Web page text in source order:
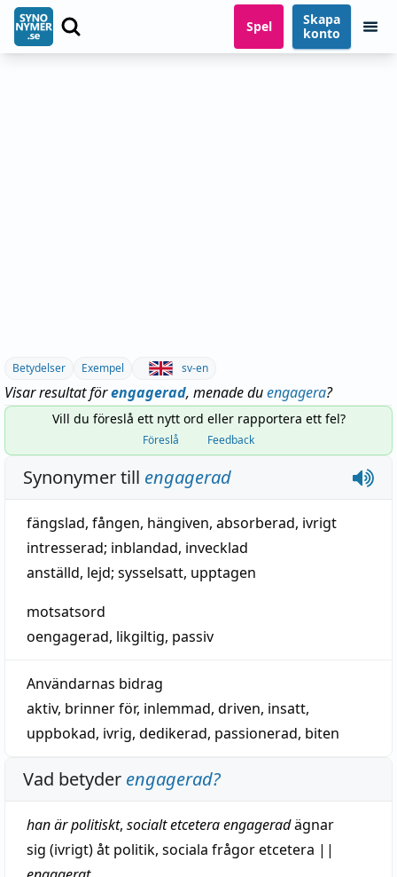
Spel
Skapa
konto
Betydelser Exempel sv-en
Visar resultat förengagerad, menade duengagera?
Vill du föreslå ett nytt ord eller rapportera ett fel?
Föreslå Feedback
Synonymer till engagerad
fängslad, fången, hängiven, absorberad, ivrigt
intresserad; inblandad, invecklad
anställd, lejd; sysselsatt, upptagen
motsatsord
oengagerad, likgiltig, passiv
Användarnas bidrag
aktiv, brinner för, inlemmad, driven, insatt,
uppbokad, ivrig, dedikerad, passionerad, biten
Vad betyder engagerad?
han är politiskt, socialtetceteraengageradägnar
sig (ivrigt) åt politik, sociala frågoretcetera ||